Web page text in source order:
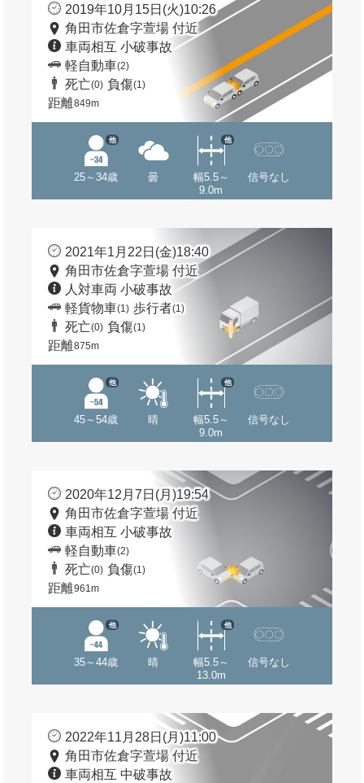
2019年10月15日(火)10:26
角田市佐倉字萱場 付近
車両相互 小破事故
軽自動車(2)
死亡(0) 負傷(1)
距離849m
25～34歳
他
曇
幅5.5～
9.0m
他
信号なし
2021年1月22日(金)18:40
角田市佐倉字萱場 付近
人対車両 小破事故
軽貨物車(1) 歩行者(1)
死亡(0) 負傷(1)
距離875m
45～54歳
他
晴
幅5.5～
9.0m
他
信号なし
2020年12月7日(月)19:54
角田市佐倉字萱場 付近
車両相互 小破事故
軽自動車(2)
死亡(0) 負傷(1)
距離961m
35～44歳
他
晴
幅5.5～
13.0m
他
信号なし
2022年11月28日(月)11:00
角田市佐倉字萱場 付近
車両相互 中破事故